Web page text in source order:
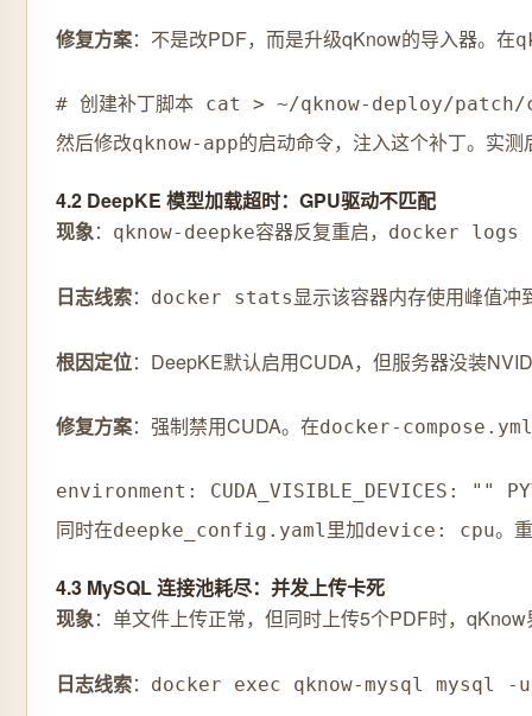
修复方案：不是改PDF，而是升级qKnow的导入器。在
# 创建补丁脚本 cat > ~/qknow-
然后修改qknow-app的启动命令，注入这个补丁。实
4.2 DeepKE 模型加载超时：GPU驱动不匹配
现象： qknow-deepke容器反复重启， docker logs
日志线索： docker stats显示该容器内存使用峰值冲
根因定位：DeepKE默认启用CUDA，但服务器没装
修复方案：强制禁用CUDA。在docker-compose.yml
environment: CUDA_VISIBLE_DEVICES: ""
同时在deepke_config.yaml 里加device: cpu。
4.3 MySQL 连接池耗尽：并发上传卡死
现象：单文件上传正常，但同时上传5个PDF时，
日志线索： docker exec qknow-mysql mysql -